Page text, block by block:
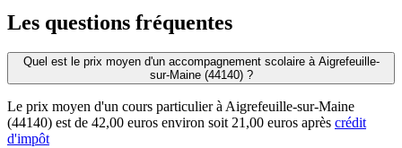
Les questions fréquentes
Quel est le prix moyen d'un accompagnement scolaire à Aigrefeuille-
sur-Maine (44140) ?
Le prix moyen d'un cours particulier à Aigrefeuille-sur-Maine
(44140) est de 42,00 euros environ soit 21,00 euros après crédit
d'impôt